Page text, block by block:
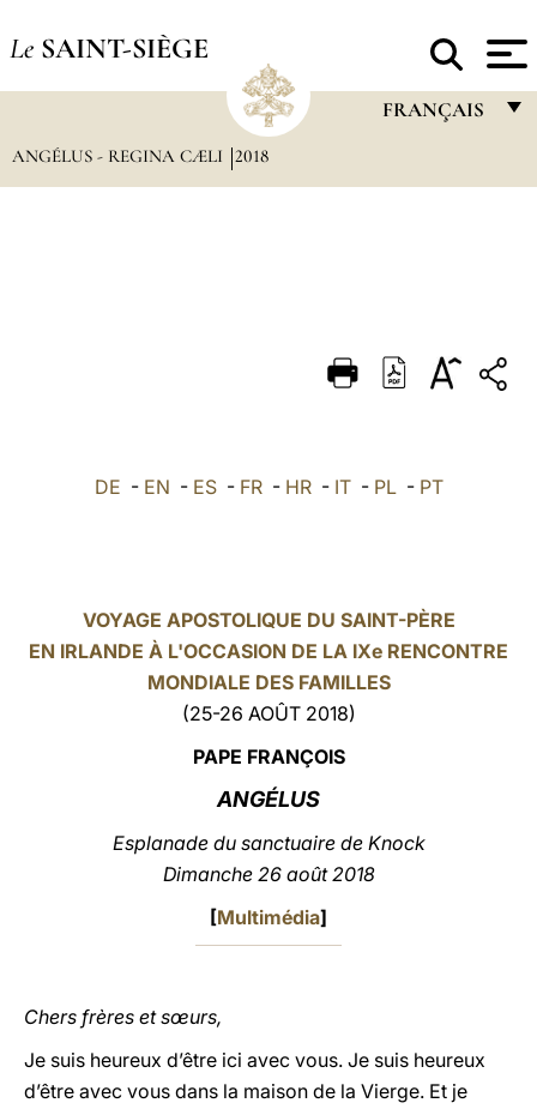
Le SAINT-SIÈGE
FRANÇAIS
DEUTSCH
العربيّة
ANGÉLUS - REGINA CÆLI 2018
DE - EN - ES- FR- HR- IT- PL- PT
VOYAGE APOSTOLIQUE DU SAINT-PÈRE
EN IRLANDE À L'OCCASION DE LA IXe RENCONTRE
MONDIALE DES FAMILLES
(25-26 AOÛT 2018)
PAPE FRANÇOIS
ANGÉLUS
Esplanade du sanctuaire de Knock
Dimanche 26 août 2018
[Multimédia]
Chers frères et sœurs,
Je suis heureux d’être ici avec vous. Je suis heureux
d’être avec vous dans la maison de la Vierge. Et je